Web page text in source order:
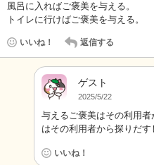
風呂に入ればご褒美を与える。
トイレに行けばご褒美を与える。
いいね！ 返信する
ゲスト
2025/5/22
与えるご褒美はその利用
はその利用者から探りだす
いいね！